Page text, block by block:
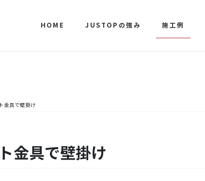
HOME JUSTOPの強み 施工例
金具で壁掛け
金具で壁掛け